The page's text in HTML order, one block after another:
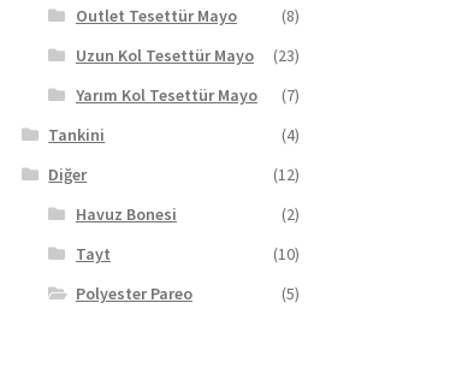
Outlet Tesettür Mayo
(8)
Uzun Kol Tesettür Mayo
(23)
Yarım Kol Tesettür Mayo
(7)
Tankini
(4)
Diğer
(12)
Havuz Bonesi
(2)
Tayt
(10)
Polyester Pareo
(5)